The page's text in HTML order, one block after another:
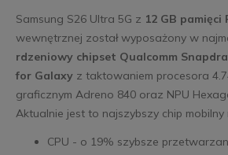
Samsung S26 Ultra 5G z 12 GB pamięci
wewnętrznej został wyposażony w
rdzeniowy chipset Qualcomm
for Galaxyz taktowaniem procesora
graficznym Adreno 840 oraz NPU
Aktualnie jest to najszybszy chip
CPU - o 19% szybsze